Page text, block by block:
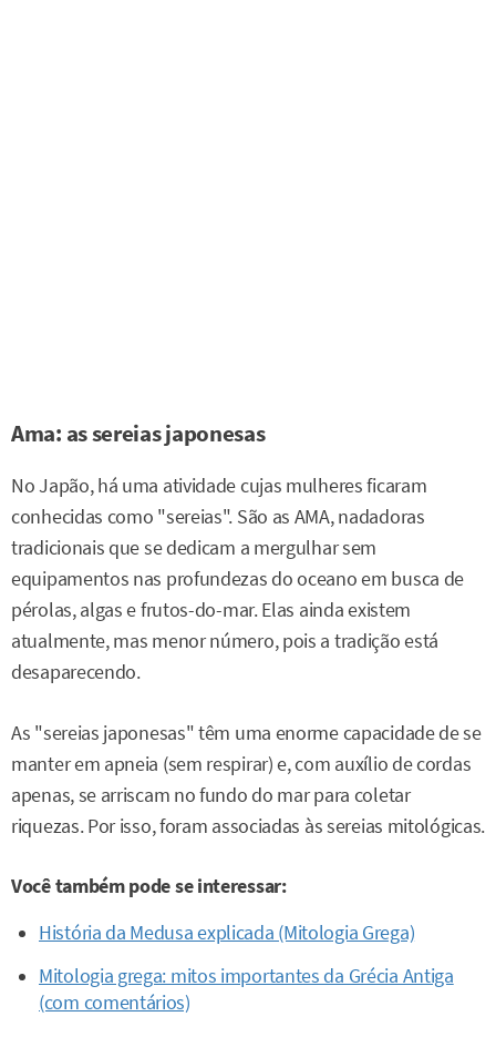
Ama: as sereias japonesas
No Japão, há uma atividade cujas mulheres ficaram
conhecidas como "sereias". São as AMA, nadadoras
tradicionais que se dedicam a mergulhar sem
equipamentos nas profundezas do oceano em busca de
pérolas, algas e frutos-do-mar. Elas ainda existem
atualmente, mas menor número, pois a tradição está
desaparecendo.
As "sereias japonesas" têm uma enorme capacidade de se
manter em apneia (sem respirar) e, com auxílio de cordas
apenas, se arriscam no fundo do mar para coletar
riquezas. Por isso, foram associadas às sereias mitológicas.
Você também pode se interessar:
História da Medusa explicada (Mitologia Grega)
Mitologia grega: mitos importantes da Grécia Antiga
(com comentários)